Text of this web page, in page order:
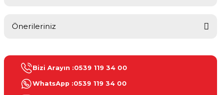
Önerileriniz
konularda yetersiz gördüğünüz noktaları öneri formunu kullanarak
tarafımıza iletebilirsiniz.
Görüş ve önerileriniz için teşekkür ederiz.
Bizi Arayın :0539 119 34 00
WhatsApp :0539 119 34 00